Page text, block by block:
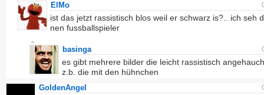
ElMo
ist das jetzt rassistisch blos weil er schwarz is?.. ich seh
nen fussballspieler
basinga
es gibt mehrere bilder die leicht rassistisch
z.b. die mit den hühnchen
GoldenAngel